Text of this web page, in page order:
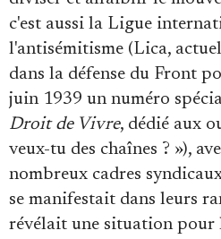
c'est aussi la Ligue
l'antisémitisme (Lica,
dans la défense du Front
juin 1939 un numéro
Droit de Vivre, dédié aux
veux-tu des chaînes ? »),
nombreux cadres
se manifestait dans leurs
révélait une situation pour